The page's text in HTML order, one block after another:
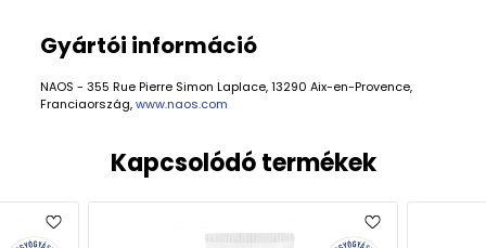
Gyártói információ
NAOS - 355 Rue Pierre Simon Laplace, 13290 Aix-en-Provence,
Franciaország,www.naos.com
Kapcsolódó termékek